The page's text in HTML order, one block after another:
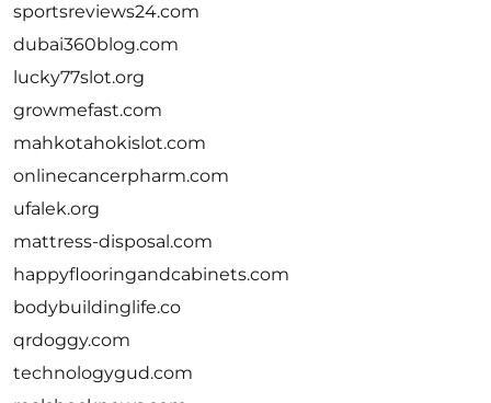
sportsreviews24.com
dubai360blog.com
lucky77slot.org
growmefast.com
mahkotahokislot.com
onlinecancerpharm.com
ufalek.org
mattress-disposal.com
happyflooringandcabinets.com
bodybuildinglife.co
qrdoggy.com
technologygud.com